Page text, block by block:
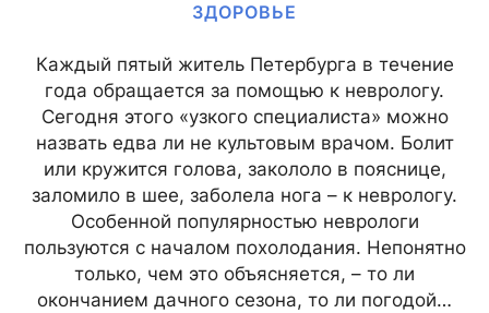
ЗДОРОВЬЕ
Каждый пятый житель Петербурга в течение
года обращается за помощью к неврологу.
Сегодня этого «узкого специалиста» можно
назвать едва ли не культовым врачом. Болит
или кружится голова, закололо в пояснице,
заломило в шее, заболела нога – к неврологу.
Особенной популярностью неврологи
пользуются с началом похолодания. Непонятно
только, чем это объясняется, – то ли
окончанием дачного сезона, то ли погодой…